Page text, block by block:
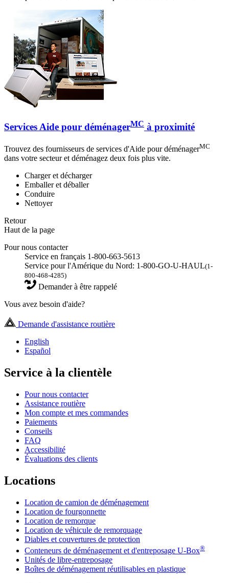
Services Aide pour déménagerMC à proximité
Trouvez des fournisseurs de services d'Aide pour déménagerMC
dans votre secteur et déménagez deux fois plus vite.
Charger et décharger
Emballer et déballer
Conduire
Nettoyer
Retour
Haut de la page
Pour nous contacter
Service en français 1-800-663-5613
Service pour l'Amérique du Nord: 1-800-GO-U-HAUL(1-
800-468-4285)
Demander à être rappelé
Vous avez besoin d'aide?
Demande d'assistance routière
English
Español
Service à la clientèle
Pour nous contacter
Assistance routière
Mon compte et mes commandes
Paiements
Conseils
FAQ
Accessibilité
Évaluations des clients
Locations
Location de camion de déménagement
Location de fourgonnette
Location de remorque
Location de véhicule de remorquage
Diables et couvertures de protection
Conteneurs de déménagement et d'entreposage U-Box®
Unités de libre-entreposage
Boîtes de déménagement réutilisables en plastique